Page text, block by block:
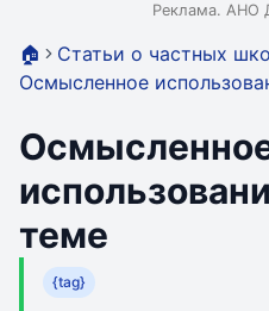
Реклама. АНО
🏠
Статьи о частных
Осмысленное
теме
{tag}